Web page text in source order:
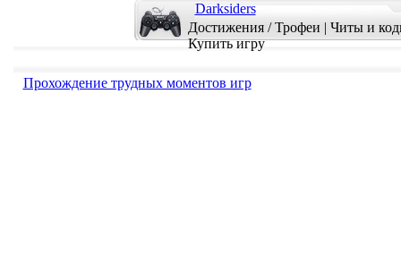
Darksiders
Достижения / Трофеи | Читы и
Купить игру
Прохождение трудных моментов игр